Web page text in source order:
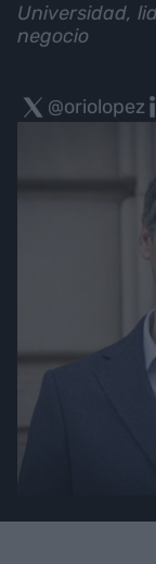
Universidad,
negocio
@oriolopez